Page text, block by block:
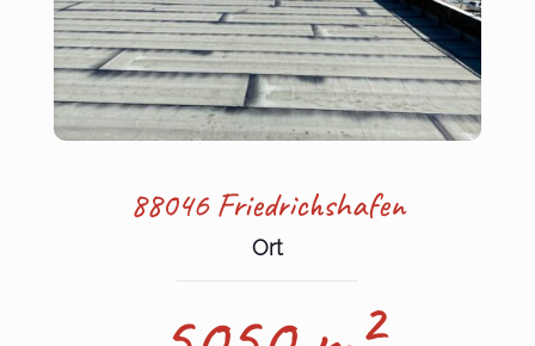
88046 Friedrichshafen
Ort